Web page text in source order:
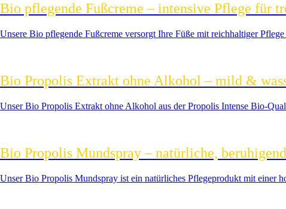
Bio pflegende Fußcreme – intensive Pflege für
Unsere Bio pflegende Fußcreme versorgt Ihre Füße mit reichhaltiger
Bio Propolis Extrakt ohne Alkohol – mild &
Unser Bio Propolis Extrakt ohne Alkohol aus der Propolis Intense
Bio Propolis Mundspray – natürliche,
Unser Bio Propolis Mundspray ist ein natürliches Pflegeprodukt mit